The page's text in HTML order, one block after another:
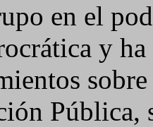
en el
y
Pública,